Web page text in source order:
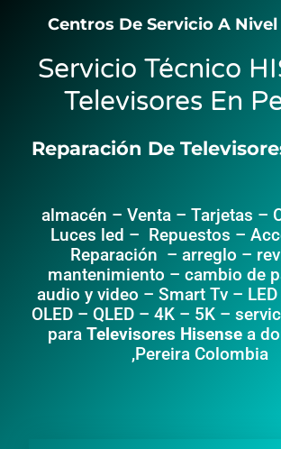
Centros De Servicio A
Servicio Técnico
Televisores En
Reparación De
almacén – Venta – Tarjetas –
Luces led – Repuestos –
Reparación – arreglo –
mantenimiento – cambio de
audio y video – Smart Tv –
OLED – QLED – 4K – 5K –
para Televisores Hisense a
,Pereira Colombia